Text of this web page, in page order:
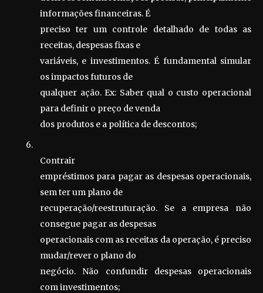
informações financeiras. É
preciso ter um controle detalhado de todas as
receitas, despesas fixas e
variáveis, e investimentos. É fundamental simular
os impactos futuros de
qualquer ação. Ex: Saber qual o custo operacional
para definir o preço de venda
dos produtos e a política de descontos;
6.
Contrair
empréstimos para pagar as despesas operacionais,
sem ter um plano de
recuperação/reestruturação. Se a empresa não
consegue pagar as despesas
operacionais com as receitas da operação, é preciso
mudar/rever o plano do
negócio. Não confundir despesas operacionais
com investimentos;